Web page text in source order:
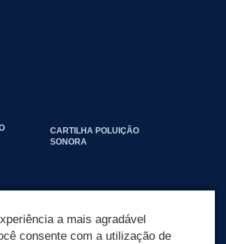
CARTILHA POLUIÇÃO
SONORA
a mais agradável
consente com a utilização de